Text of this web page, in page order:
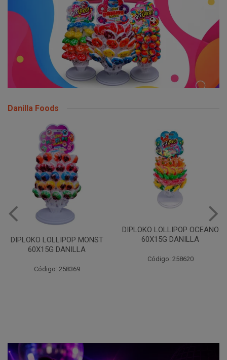
Danilla Foods
DIPLOKO LOLLIPOP MONST
60X15G DANILLA
Código: 258369
DIPLOKO LOLLIPOP OCEANO
60X15G DANILLA
Código: 258620